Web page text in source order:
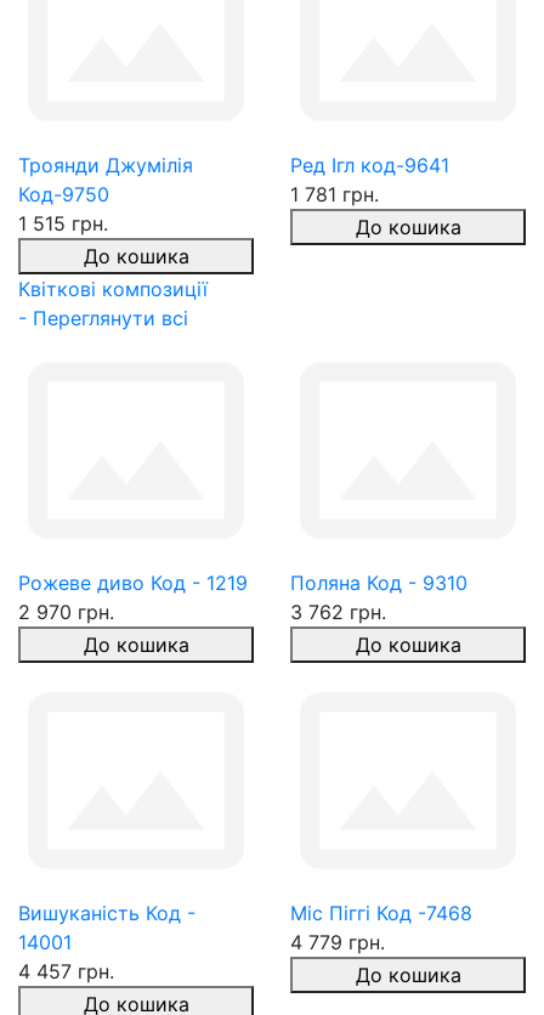
Троянди Джумілія
Код-9750
1 515 грн.
До кошика
Ред Ігл код-9641
1 781 грн.
До кошика
Квіткові композиції
- Переглянути всі
Рожеве диво Код - 1219
2 970 грн.
До кошика
Поляна Код - 9310
3 762 грн.
До кошика
Вишуканість Код -
14001
4 457 грн.
До кошика
Міс Піггі Код -7468
4 779 грн.
До кошика